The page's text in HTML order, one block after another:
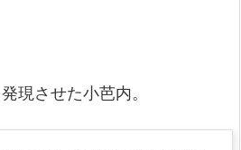
現させた小芭内。